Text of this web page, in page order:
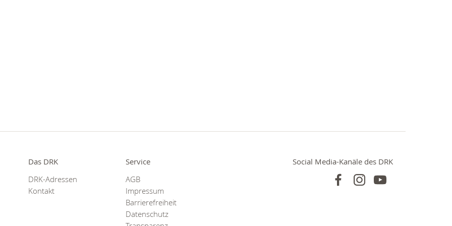
Das DRK
DRK-Adressen
Kontakt
Service
AGB
Impressum
Barrierefreiheit
Datenschutz
Social Media-Kanäle des DRK